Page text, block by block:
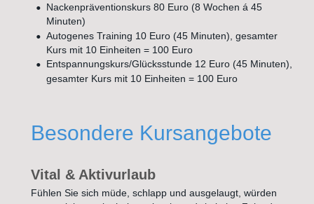
• Nackenpräventionskurs 80 Euro (8 Wochen á 45
Minuten)
• Autogenes Training 10 Euro (45 Minuten), gesamter
Kurs mit 10 Einheiten = 100 Euro
• Entspannungskurs/Glücksstunde 12 Euro (45 Minuten),
gesamter Kurs mit 10 Einheiten = 100 Euro
Besondere Kursangebote
Vital & Aktivurlaub
Fühlen Sie sich müde, schlapp und ausgelaugt, würden